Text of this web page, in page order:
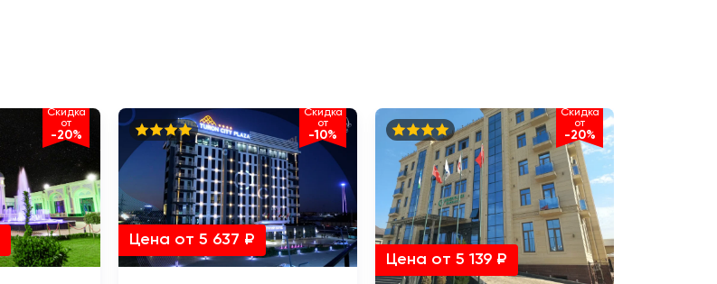
Скидка
от
-20%
Скидка
от
-10%
Цена от 5 637 ₽
Скидка
от
-20%
Цена от 5 139 ₽